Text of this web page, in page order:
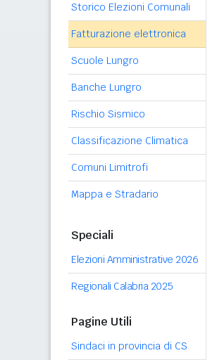
Storico Elezioni Comunali
Fatturazione elettronica
Scuole Lungro
Banche Lungro
Rischio Sismico
Classificazione Climatica
Comuni Limitrofi
Mappa e Stradario
Speciali
Elezioni Amministrative 2026
Regionali Calabria 2025
Pagine Utili
Sindaci in provincia di CS